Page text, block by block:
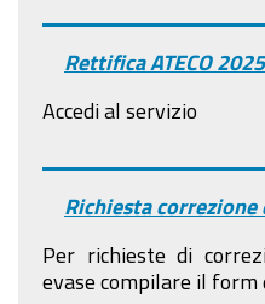
Rettifica ATECO
Accedi al servizio
Richiesta correzione
Per richieste di
evase compilare il form